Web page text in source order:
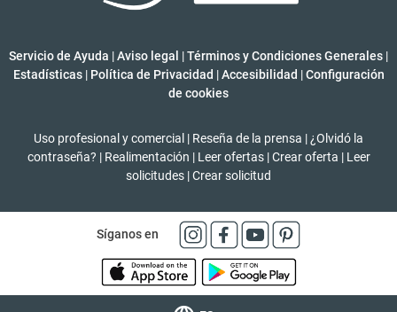
Servicio de Ayuda |Aviso legal |Términos y Condiciones Generales |
Estadísticas | Política de Privacidad | Accesibilidad | Configuración
de cookies
Uso profesional y comercial | Reseña de la prensa | ¿Olvidó la
contraseña? | Realimentación | Leer ofertas | Crear oferta | Leer
solicitudes |Crear solicitud
Síganos en